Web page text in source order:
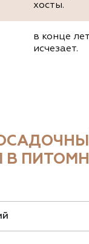
хосты.
в конце
исчезает.
В